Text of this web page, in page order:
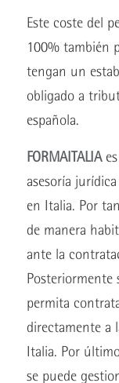
Este coste del
100% también
tengan un
obligado a
española.
FORMAITALIAes
asesoría
en Italia. Por
de manera
ante la
Posteriormente
permita
directamente a
Italia. Por
se puede